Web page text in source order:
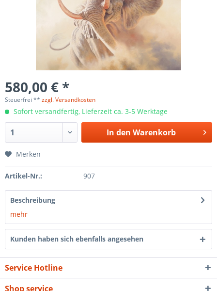
580,00 € *
Steuerfrei ** zzgl. Versandkosten
Sofort versandfertig, Lieferzeit ca. 3-5 Werktage
In den Warenkorb
Merken
Artikel-Nr.: 907
Beschreibung
mehr
Kunden haben sich ebenfalls angesehen
Service Hotline
Shop service